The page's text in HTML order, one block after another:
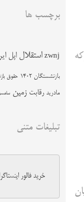
برچسب ها
zwnj استقلال اپل
بازنشستگان 1402 حقوق
مادرید رقابت زمین
تبلیغات متنی
خرید فالور